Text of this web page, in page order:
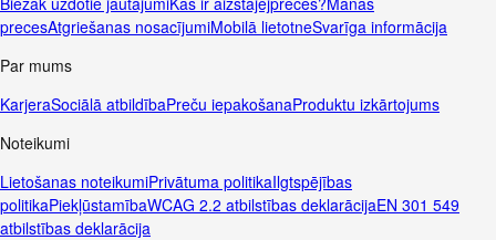
precesAtgriešanas nosacījumiMobilā lietotneSvarīga informācija
Par mums
KarjeraSociālā atbildībaPreču iepakošanaProduktu izkārtojums
Noteikumi
Lietošanas noteikumiPrivātuma politikaIlgtspējības
politikaPiekļūstamībaWCAG 2.2 atbilstības deklarācijaEN 301 549
atbilstības deklarācija